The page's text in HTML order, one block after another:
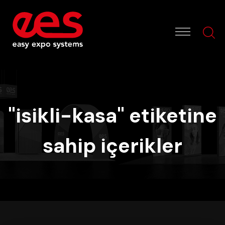
"isikli-kasa" etiketine
sahip içerikler